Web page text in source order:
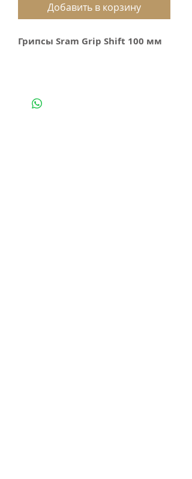
Добавить в корзину
Грипсы Sram Grip Shift 100 мм